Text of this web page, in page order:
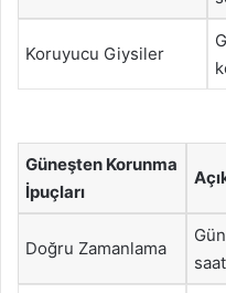
Koruyucu Giysiler
Güneşten Korunma
İpuçları
Doğru Zamanlama